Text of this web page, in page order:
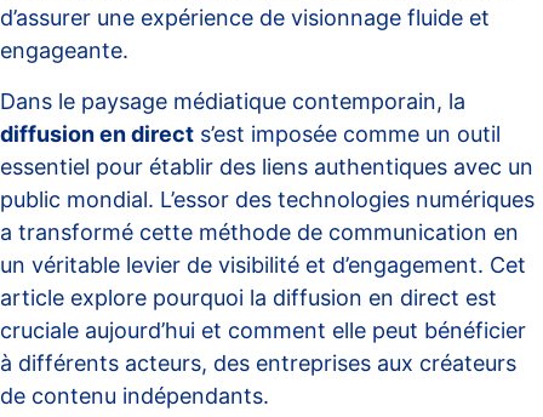
d’assurer une expérience de visionnage fluide et
engageante.
Dans le paysage médiatique contemporain, la
diffusion en direct s’est imposée comme un outil
essentiel pour établir des liens authentiques avec un
public mondial. L’essor des technologies numériques
a transformé cette méthode de communication en
un véritable levier de visibilité et d’engagement. Cet
article explore pourquoi la diffusion en direct est
cruciale aujourd’hui et comment elle peut bénéficier
à différents acteurs, des entreprises aux créateurs
de contenu indépendants.